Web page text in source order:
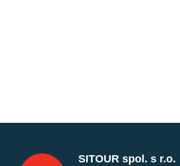
SITOUR spol. s r.o.